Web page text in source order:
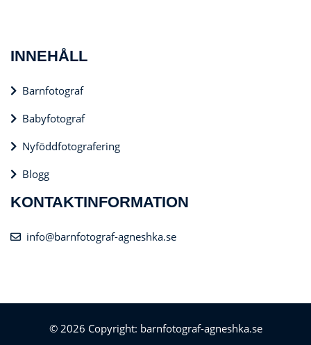
INNEHÅLL
Barnfotograf
Babyfotograf
Nyföddfotografering
Blogg
KONTAKTINFORMATION
info@barnfotograf-agneshka.se
© 2026 Copyright: barnfotograf-agneshka.se